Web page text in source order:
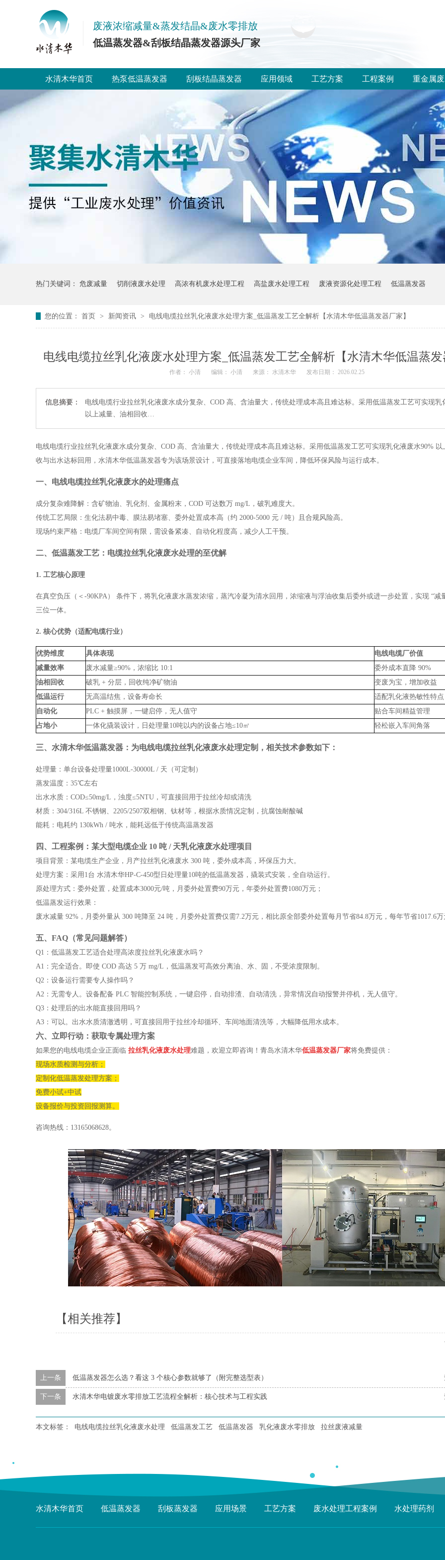
废液浓缩减量&蒸发结晶&废水零排放
低温蒸发器&刮板结晶蒸发器源头厂家
水清木华首页 热泵低温蒸发器 刮板结晶蒸发器 应用领域 工艺方案 工程案例 重金属
热门关键词： 危废减量 切削液废水处理 高浓有机废水处理工程 高盐废水处理工程 废液资源化处理工程 低温蒸发器
您的位置： 首页 > 新闻资讯 > 电线电缆拉丝乳化液废水处理方案_低温蒸发工艺全解析【水清木华低温蒸发器厂家】
电线电缆拉丝乳化液废水处理方案_低温蒸发工艺全解析【水清木华低温蒸
作者： 小清 编辑： 小清 来源： 水清木华 发布日期： 2026.02.25
信息摘要：
电线电缆行业拉丝乳化液废水成分复杂、COD 高、含油量大，传统处理成本高且难达标。采用低温蒸发工艺可实现乳
以上减量、油相回收…
电线电缆行业拉丝乳化液废水成分复杂、COD 高、含油量大，传统处理成本高且难达标。采用低温蒸发工艺可实现乳化液废水90% 以
收与出水达标回用，水清木华低温蒸发器专为该场景设计，可直接落地电缆企业车间，降低环保风险与运行成本。
一、电线电缆拉丝乳化液废水的处理痛点
成分复杂难降解：含矿物油、乳化剂、金属粉末，COD 可达数万 mg/L，破乳难度大。
传统工艺局限：生化法易中毒、膜法易堵塞、委外处置成本高（约 2000-5000 元 / 吨）且合规风险高。
现场约束严格：电缆厂车间空间有限，需设备紧凑、自动化程度高，减少人工干预。
二、低温蒸发工艺：电缆拉丝乳化液废水处理的至优解
1. 工艺核心原理
在真空负压（＜-90KPA） 条件下，将乳化液废水蒸发浓缩，蒸汽冷凝为清水回用，浓缩液与浮油收集后委外或进一步处置，实现 “减
三位一体。
2. 核心优势（适配电缆行业）
优势维度 具体表现
电线电缆厂价值
减量效率
废水减量≥90%，浓缩比 10:1
委外成本直降 90%
油相回收
破乳 + 分层，回收纯净矿物油
变废为宝，增加收益
低温运行
无高温结焦，设备寿命长
适配乳化液热敏性特点
自动化
PLC + 触摸屏，一键启停，无人值守
贴合车间精益管理
占地小
一体化撬装设计，日处理量10吨以内的设备占地≤10㎡ 轻松嵌入车间角落
三、水清木华低温蒸发器：为电线电缆拉丝乳化液废水处理定制，相关技术参数如下：
处理量：单台设备处理量1000L-30000L / 天（可定制）
蒸发温度：35℃左右
出水水质：COD≤50mg/L，浊度≤5NTU，可直接回用于拉丝冷却或清洗
材质：304/316L 不锈钢、2205/2507双相钢、钛材等，根据水质情况定制，抗腐蚀耐酸碱
能耗：电耗约 130kWh / 吨水，能耗远低于传统高温蒸发器
四、工程案例：某大型电缆企业 10 吨 / 天乳化液废水处理项目
项目背景：某电缆生产企业，月产拉丝乳化液废水 300 吨，委外成本高，环保压力大。
处理方案：采用1台 水清木华HP-C-450型日处理量10吨的低温蒸发器，撬装式安装，全自动运行。
原处理方式：委外处置，处置成本3000元/吨，月委外处置费90万元，年委外处置费1080万元；
低温蒸发运行效果：
废水减量 92%，月委外量从 300 吨降至 24 吨，月委外处置费仅需7.2万元，相比原全部委外处置每月节省84.8万元，每年节省1017.6
五、FAQ（常见问题解答）
Q1：低温蒸发工艺适合处理高浓度拉丝乳化液废水吗？
A1：完全适合。即使 COD 高达 5 万 mg/L，低温蒸发可高效分离油、水、固，不受浓度限制。
Q2：设备运行需要专人操作吗？
A2：无需专人。设备配备 PLC 智能控制系统，一键启停，自动排渣、自动清洗，异常情况自动报警并停机，无人值守。
Q3：处理后的出水能直接回用吗？
A3：可以。出水水质清澈透明，可直接回用于拉丝冷却循环、车间地面清洗等，大幅降低用水成本。
六、立即行动：获取专属处理方案
如果您的电线电缆企业正面临 拉丝乳化液废水处理难题，欢迎立即咨询！青岛水清木华低温蒸发器厂家将免费提供：
现场水质检测与分析；
定制化低温蒸发处理方案；
免费小试+中试
设备报价与投资回报测算。
咨询热线：13165068628。
【相关推荐】
上一条 低温蒸发器怎么选？看这 3 个核心参数就够了（附完整选型表）
下一条 水清木华电镀废水零排放工艺流程全解析：核心技术与工程实践
本文标签： 电线电缆拉丝乳化液废水处理 低温蒸发工艺 低温蒸发器 乳化液废水零排放 拉丝废液减量
水清木华首页 低温蒸发器 刮板蒸发器 应用场景 工艺方案 废水处理工程案例 水处理药剂